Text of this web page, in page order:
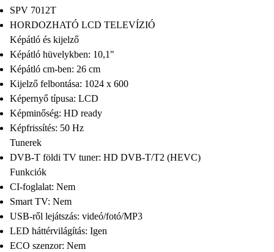
SPV 7012T
HORDOZHATÓ LCD TELEVÍZIÓ
Képátló és kijelző
Képátló hüvelykben: 10,1"
Képátló cm-ben: 26 cm
Kijelző felbontása: 1024 x 600
Képernyő típusa: LCD
Képminőség: HD ready
Képfrissítés: 50 Hz
Tunerek
DVB-T földi TV tuner: HD DVB-T/T2 (HEVC)
Funkciók
CI-foglalat: Nem
Smart TV: Nem
USB-ről lejátszás: videó/fotó/MP3
LED háttérvilágítás: Igen
ECO szenzor: Nem